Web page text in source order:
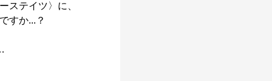
ステイツ〉に、
すか...？